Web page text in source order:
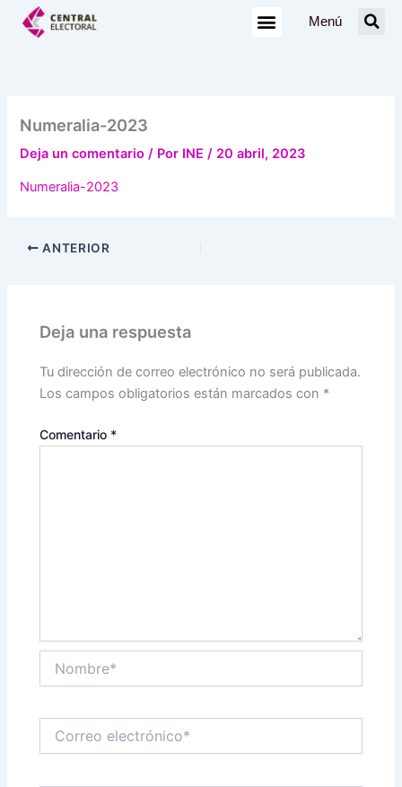
Menú
Numeralia-2023
Deja un comentario / Por INE/ 20 abril, 2023
Numeralia-2023
ANTERIOR
Deja una respuesta
Tu dirección de correo electrónico no será publicada.
Los campos obligatorios están marcados con *
Comentario *
electrónico*